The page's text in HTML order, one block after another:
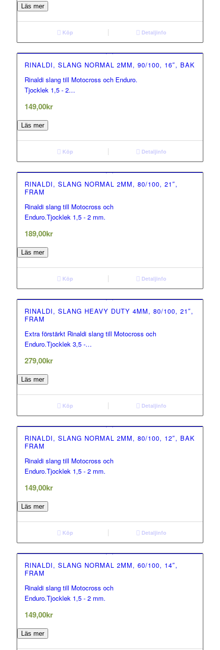
Läs mer
Köp Detaljinfo
RINALDI, SLANG NORMAL 2MM, 90/100, 16″, BAK
Rinaldi slang till Motocross och Enduro.
Tjocklek 1,5 - 2…
149,00kr
Läs mer
Köp Detaljinfo
RINALDI, SLANG NORMAL 2MM, 80/100, 21″,
FRAM
Rinaldi slang till Motocross och
Enduro.Tjocklek 1,5 - 2 mm.
189,00kr
Läs mer
Köp Detaljinfo
RINALDI, SLANG HEAVY DUTY 4MM, 80/100, 21″,
FRAM
Extra förstärkt Rinaldi slang till Motocross och
Enduro.Tjocklek 3,5 -…
279,00kr
Läs mer
Köp Detaljinfo
RINALDI, SLANG NORMAL 2MM, 80/100, 12″, BAK
FRAM
Rinaldi slang till Motocross och
Enduro.Tjocklek 1,5 - 2 mm.
149,00kr
Läs mer
Köp Detaljinfo
RINALDI, SLANG NORMAL 2MM, 60/100, 14″,
FRAM
Rinaldi slang till Motocross och
Enduro.Tjocklek 1,5 - 2 mm.
149,00kr
Läs mer